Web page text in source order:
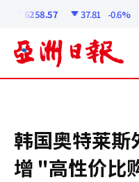
6258.57 37.81 -0.6%
韩国奥特莱斯
增 "高性价比